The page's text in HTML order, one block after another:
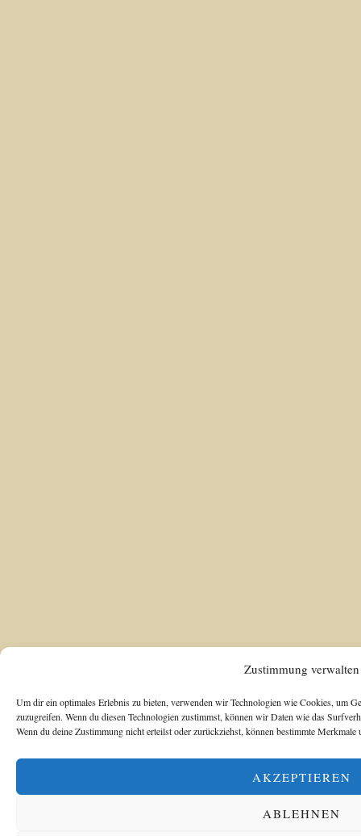
Zustimmung verwalten
Um dir ein optimales Erlebnis zu bieten, verwenden wir Technologien wie Cookies, um
zuzugreifen. Wenn du diesen Technologien zustimmst, können wir Daten wie das
Wenn du deine Zustimmung nicht erteilst oder zurückziehst, können bestimmte
AKZEPTIEREN
ABLEHNEN